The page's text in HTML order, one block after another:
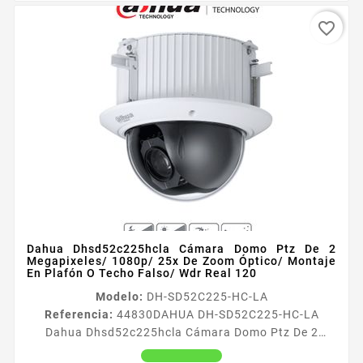
Dahua Dhsd52c225hcla Cámara Domo Ptz De 2
Megapixeles/ 1080p/ 25x De Zoom Óptico/ Montaje
En Plafón O Techo Falso/ Wdr Real 120
Modelo: DH-SD52C225-HC-LA
Referencia: 44830DAHUA DH-SD52C225-HC-LA
Dahua Dhsd52c225hcla Cámara Domo Ptz De 2
Megapixeles/ 1080p/ 25x De Zoom Óptico/ Montaje
favorite_border